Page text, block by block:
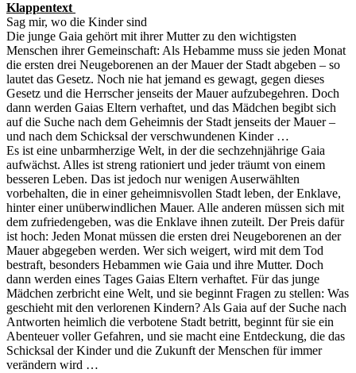
Klappentext
Sag mir, wo die Kinder sind
Die junge Gaia gehört mit ihrer Mutter zu den wichtigsten
Menschen ihrer Gemeinschaft: Als Hebamme muss sie jeden Monat
die ersten drei Neugeborenen an der Mauer der Stadt abgeben – so
lautet das Gesetz. Noch nie hat jemand es gewagt, gegen dieses
Gesetz und die Herrscher jenseits der Mauer aufzubegehren. Doch
dann werden Gaias Eltern verhaftet, und das Mädchen begibt sich
auf die Suche nach dem Geheimnis der Stadt jenseits der Mauer –
und nach dem Schicksal der verschwundenen Kinder …
Es ist eine unbarmherzige Welt, in der die sechzehnjährige Gaia
aufwächst. Alles ist streng rationiert und jeder träumt von einem
besseren Leben. Das ist jedoch nur wenigen Auserwählten
vorbehalten, die in einer geheimnisvollen Stadt leben, der Enklave,
hinter einer unüberwindlichen Mauer. Alle anderen müssen sich mit
dem zufriedengeben, was die Enklave ihnen zuteilt. Der Preis dafür
ist hoch: Jeden Monat müssen die ersten drei Neugeborenen an der
Mauer abgegeben werden. Wer sich weigert, wird mit dem Tod
bestraft, besonders Hebammen wie Gaia und ihre Mutter. Doch
dann werden eines Tages Gaias Eltern verhaftet. Für das junge
Mädchen zerbricht eine Welt, und sie beginnt Fragen zu stellen: Was
geschieht mit den verlorenen Kindern? Als Gaia auf der Suche nach
Antworten heimlich die verbotene Stadt betritt, beginnt für sie ein
Abenteuer voller Gefahren, und sie macht eine Entdeckung, die das
Schicksal der Kinder und die Zukunft der Menschen für immer
verändern wird …